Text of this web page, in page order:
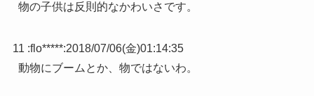
物の子供は反則的なかわいさです。
11 :flo*****:2018/07/06(金)01:14:35
動物にブームとか、物ではないわ。